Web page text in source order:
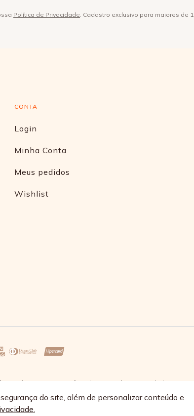
do site, além de personalizar conteúdo e
Política de Privacidade. Cadastro exclusivo para maiores de
CONTA
Login
Minha Conta
Meus pedidos
Wishlist
até as 16:30, exceto feriados - Rua Alpont, 428 nível 2 - Bairro